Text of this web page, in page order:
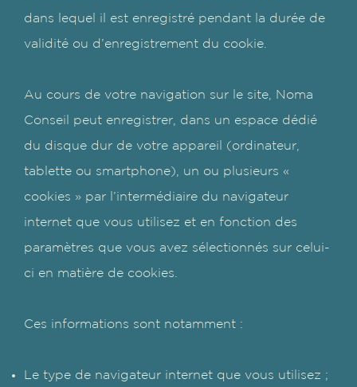
dans lequel il est enregistré pendant la durée de
validité ou d’enregistrement du cookie.
Au cours de votre navigation sur le site, Noma
Conseil peut enregistrer, dans un espace dédié
du disque dur de votre appareil (ordinateur,
tablette ou smartphone), un ou plusieurs «
cookies » par l’intermédiaire du navigateur
internet que vous utilisez et en fonction des
paramètres que vous avez sélectionnés sur celui-
ci en matière de cookies.
Ces informations sont notamment :
Le type de navigateur internet que vous utilisez ;